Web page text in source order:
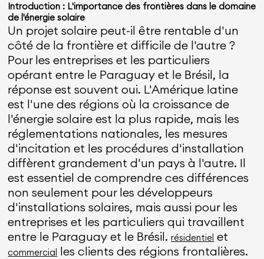
Introduction : L'importance des frontières dans le domaine
de l'énergie solaire
Un projet solaire peut-il être rentable d'un
côté de la frontière et difficile de l'autre ?
Pour les entreprises et les particuliers
opérant entre le Paraguay et le Brésil, la
réponse est souvent oui. L'Amérique latine
est l'une des régions où la croissance de
l'énergie solaire est la plus rapide, mais les
réglementations nationales, les mesures
d'incitation et les procédures d'installation
diffèrent grandement d'un pays à l'autre. Il
est essentiel de comprendre ces différences
non seulement pour les développeurs
d'installations solaires, mais aussi pour les
entreprises et les particuliers qui travaillent
entre le Paraguay et le Brésil.résidentiel et
commercial les clients des régions frontalières.